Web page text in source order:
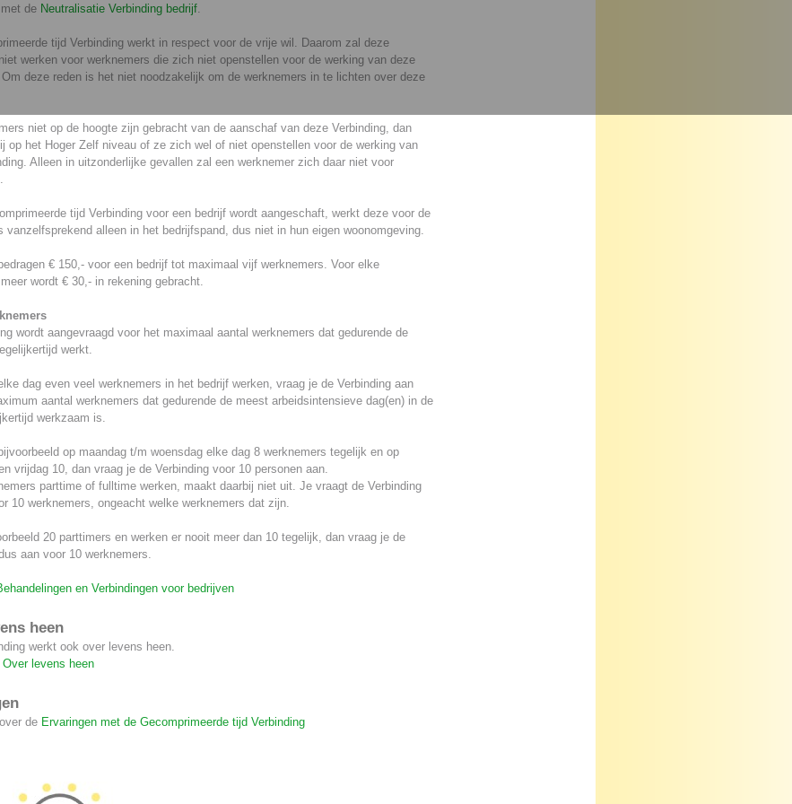
de Neutralisatie Verbinding bedrijf.
tijd Verbinding werkt in respect voor de vrije wil. Daarom zal deze
werken voor werknemers die zich niet openstellen voor de werking van deze
deze reden is het niet noodzakelijk om de werknemers in te lichten over deze
niet op de hoogte zijn gebracht van de aanschaf van deze Verbinding, dan
op het Hoger Zelf niveau of ze zich wel of niet openstellen voor de werking van
Alleen in uitzonderlijke gevallen zal een werknemer zich daar niet voor
tijd Verbinding voor een bedrijf wordt aangeschaft, werkt deze voor de
vanzelfsprekend alleen in het bedrijfspand, dus niet in hun eigen woonomgeving.
€ 150,- voor een bedrijf tot maximaal vijf werknemers. Voor elke
wordt € 30,- in rekening gebracht.
wordt aangevraagd voor het maximaal aantal werknemers dat gedurende de
werkt.
dag even veel werknemers in het bedrijf werken, vraag je de Verbinding aan
aantal werknemers dat gedurende de meest arbeidsintensieve dag(en) in de
werkzaam is.
op maandag t/m woensdag elke dag 8 werknemers tegelijk en op
vrijdag 10, dan vraag je de Verbinding voor 10 personen aan.
parttime of fulltime werken, maakt daarbij niet uit. Je vraagt de Verbinding
10 werknemers, ongeacht welke werknemers dat zijn.
20 parttimers en werken er nooit meer dan 10 tegelijk, dan vraag je de
aan voor 10 werknemers.
en Verbindingen voor bedrijven
heen
werkt ook over levens heen.
Over levens heen
de Ervaringen met de Gecomprimeerde tijd Verbinding